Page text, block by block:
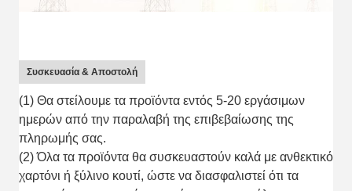
Συσκευασία & Αποστολή
(1) Θα στείλουμε τα προϊόντα εντός 5-20 εργάσιμων
ημερών από την παραλαβή της επιβεβαίωσης της
πληρωμής σας.
(2) Όλα τα προϊόντα θα συσκευαστούν καλά με ανθεκτικό
χαρτόνι ή ξύλινο κουτί, ώστε να διασφαλιστεί ότι τα